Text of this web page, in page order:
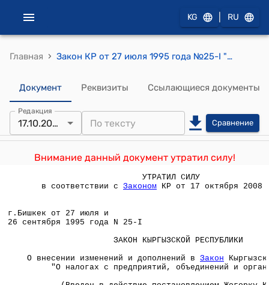
KG RU
Главная › Закон КР от 27 июля 1995 года №25-I "О внесении изменений и дополнений в Закон Кыргызской Республики "О налогах с предприятий, объединений и организаций"
Документ Реквизиты Ссылающиеся документы
Редакция
17.10.2008 Сравнение
Внимание данный документ утратил силу!